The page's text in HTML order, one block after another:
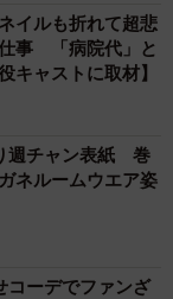
イルも折れて超悲
事 「病院代」と
キャストに取材】
週チャン表紙 巻
ネルームウエア姿
ーデでファンざ